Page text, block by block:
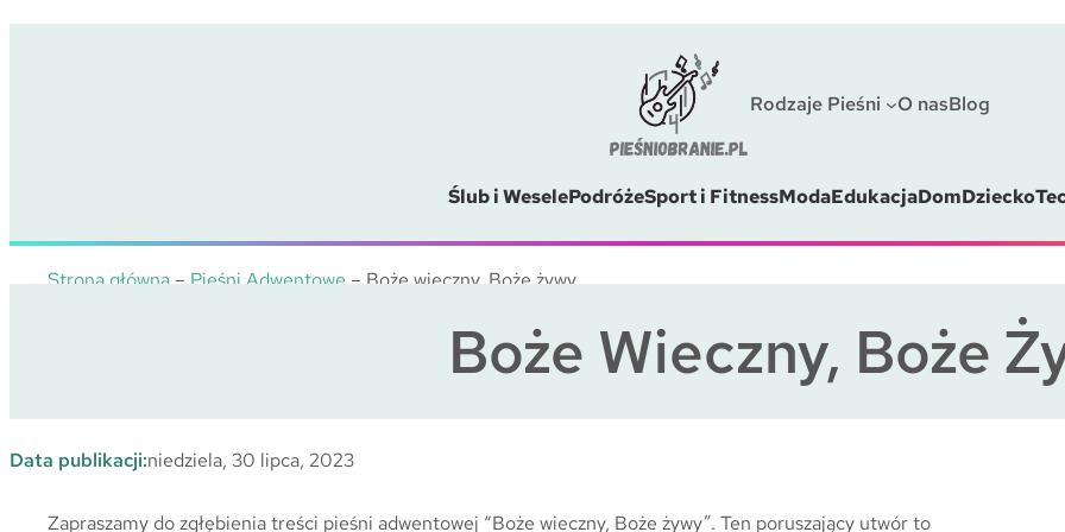
Przejdź
Rodzaje Pieśni
O nasBlog
Ślub i WeselePodróżeSport i FitnessModaEdukacjaDomDziecko
Strona główna–Pieśni Adwentowe–Boże wieczny, Boże żywy
Boże Wieczny, Boże
Data publikacji:niedziela, 30 lipca, 2023
Zapraszamy do zgłębienia treści pieśni adwentowej “Boże wieczny, Boże żywy”. Ten poruszający utwór to